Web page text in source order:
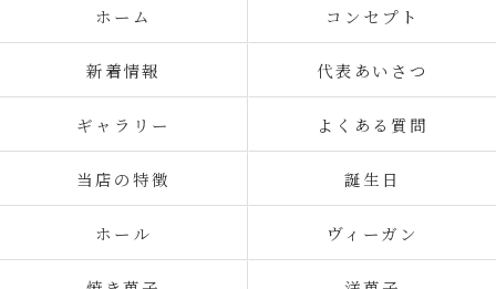
ホーム コンセプト
新着情報 代表あいさつ
ギャラリー よくある質問
当店の特徴 誕生日
ホール ヴィーガン